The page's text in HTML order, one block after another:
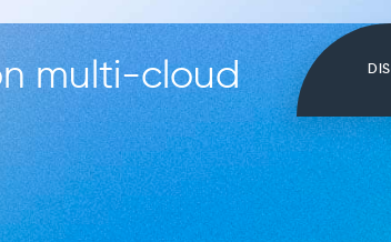
multi-cloud